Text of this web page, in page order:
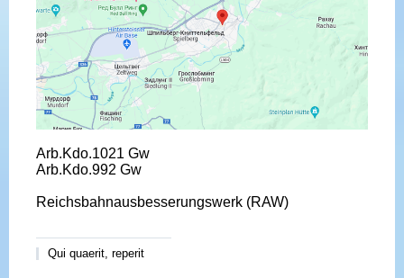
Arb.Kdo.1021 Gw
Arb.Kdo.992 Gw
Reichsbahnausbesserungswerk (RAW)
Qui quaerit, reperit